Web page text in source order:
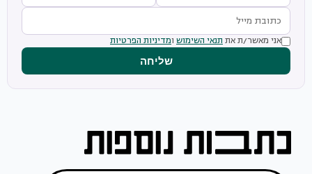
אני מאשר/ת את תנאי השימוש ומדיניות הפרטיות
שליחה